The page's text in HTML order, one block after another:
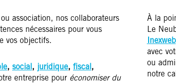
association, nos collaborateurs
nécessaires pour vous
vos objectifs.
, social , juridique, fiscal ,
entreprise pour économiser du
À la
Le
Inexweb
avec
ou
notre